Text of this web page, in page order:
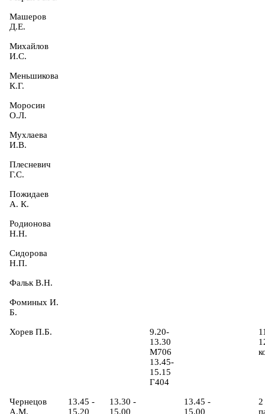
Машеров
Д.Е.
Михайлов
И.С.
Меньшикова
К.Г.
Моросин
О.Л.
Мухлаева
И.В.
Плесневич
Г.С.
Пожидаев
А. К.
Родионова
Н.Н.
Сидорова
Н.П.
Фальк В.Н.
Фоминых И.
Б.
Хорев П.Б.
9.20-
13.30
M706
13.45-
15.15
Г404
Чернецов
А.М.
13.45 -
15.20
13.30 -
15.00
13.45 -
15.00
2